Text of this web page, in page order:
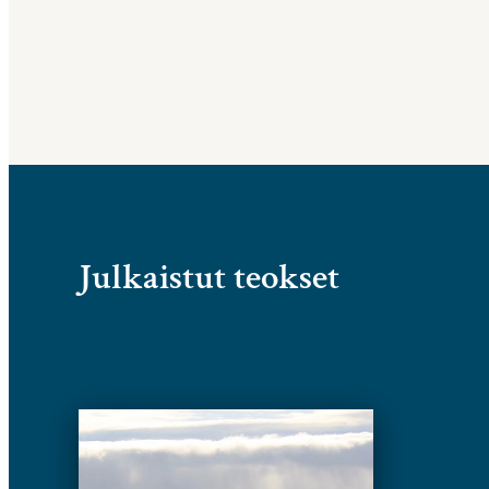
Julkaistut teokset